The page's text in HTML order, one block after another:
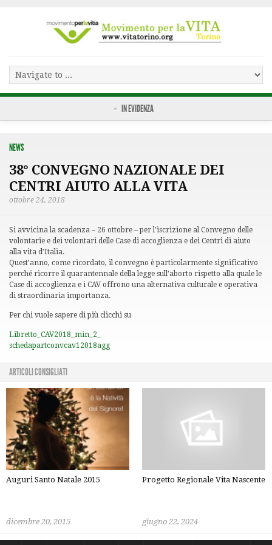
IN EVIDENZA
NEWS
38° CONVEGNO NAZIONALE DEI
CENTRI AIUTO ALLA VITA
ottobre 24, 2018
Si avvicina la scadenza – 26 ottobre – per l’iscrizione al Convegno delle
volontarie e dei volontari delle Case di accoglienza e dei Centri di aiuto
alla vita d’Italia.
Quest’anno, come ricordato, il convegno è particolarmente significativo
perché ricorre il quarantennale della legge sull’aborto rispetto alla quale le
Case di accoglienza e i CAV offrono una alternativa culturale e operativa
di straordinaria importanza.
Per chi vuole sapere di più clicchi su
Libretto_CAV2018_min_2_
schedapartconvcav12018agg
ARTICOLI CONSIGLIATI
Auguri Santo Natale 2015
dicembre 20, 2015
Progetto Regionale Vita Nascente
giugno 22, 2024